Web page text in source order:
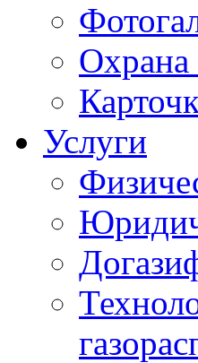
Охрана
Услуги